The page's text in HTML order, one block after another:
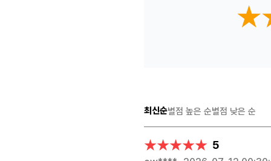
최신순별점 높은 순별점 낮은 순
★★★★★
★★★★★ 5